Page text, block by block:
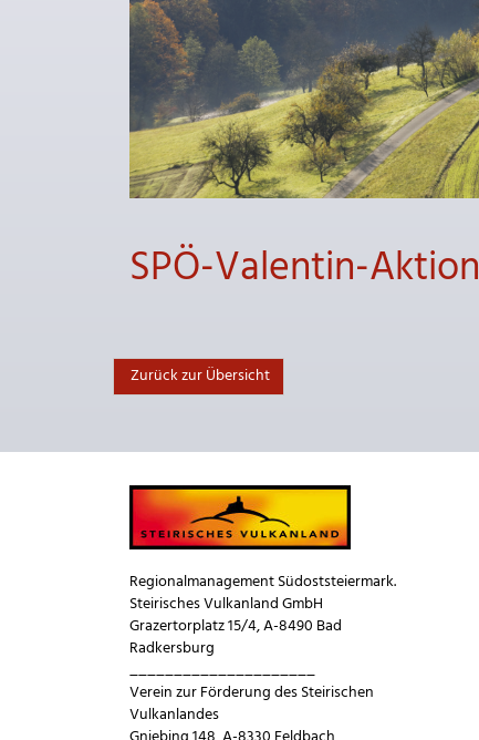
SPÖ-Valentin-Aktion
Zurück zur Übersicht
Regionalmanagement Südoststeiermark.
Steirisches Vulkanland GmbH
Grazertorplatz 15/4, A-8490 Bad
Radkersburg
_____________________
Verein zur Förderung des Steirischen
Vulkanlandes